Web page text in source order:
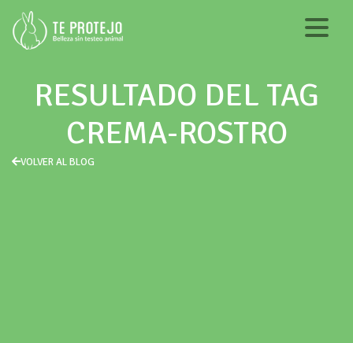
RESULTADO DEL TAG
CREMA-ROSTRO
VOLVER AL BLOG